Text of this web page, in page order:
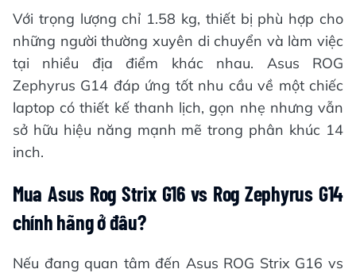
Với trọng lượng chỉ 1.58 kg, thiết bị phù hợp cho
những người thường xuyên di chuyển và làm việc
tại nhiều địa điểm khác nhau. Asus ROG
Zephyrus G14 đáp ứng tốt nhu cầu về một chiếc
laptop có thiết kế thanh lịch, gọn nhẹ nhưng vẫn
sở hữu hiệu năng mạnh mẽ trong phân khúc 14
inch.
Mua Asus Rog Strix G16 vs Rog Zephyrus G14
chính hãng ở đâu?
Nếu đang quan tâm đến Asus ROG Strix G16 vs